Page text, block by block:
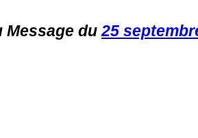
Message du 25